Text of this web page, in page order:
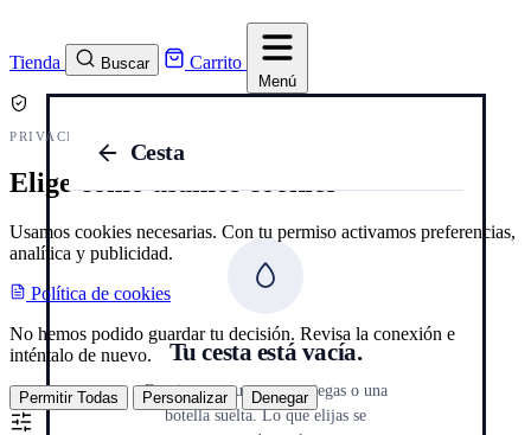
Tienda Buscar Carrito
Menú
Cesta
Tu cesta está vacía.
Empieza por una cata a ciegas o una
botella suelta. Lo que elijas se
PRIVACIDAD Y COOKIES
Elige cómo usamos cookies
Usamos cookies necesarias. Con tu permiso activamos preferencias,
analítica y publicidad.
Política de cookies
No hemos podido guardar tu decisión. Revisa la conexión e
inténtalo de nuevo.
Permitir Todas Personalizar Denegar